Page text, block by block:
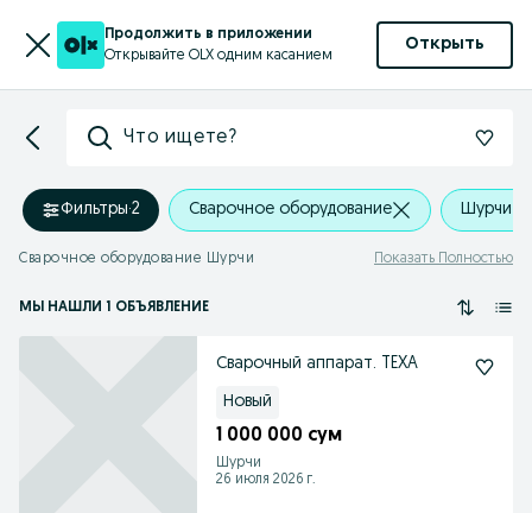
Продолжить в приложении
Открывайте OLX одним касанием
Открыть
Что ищете?
Фильтры·2 Сварочное оборудование Шурчи
Сварочное оборудование Шурчи Показать Полностью
МЫ НАШЛИ 1 ОБЪЯВЛЕНИЕ
Сварочный аппарат. TEXA
Новый
1 000 000 сум
Шурчи
26 июля 2026 г.